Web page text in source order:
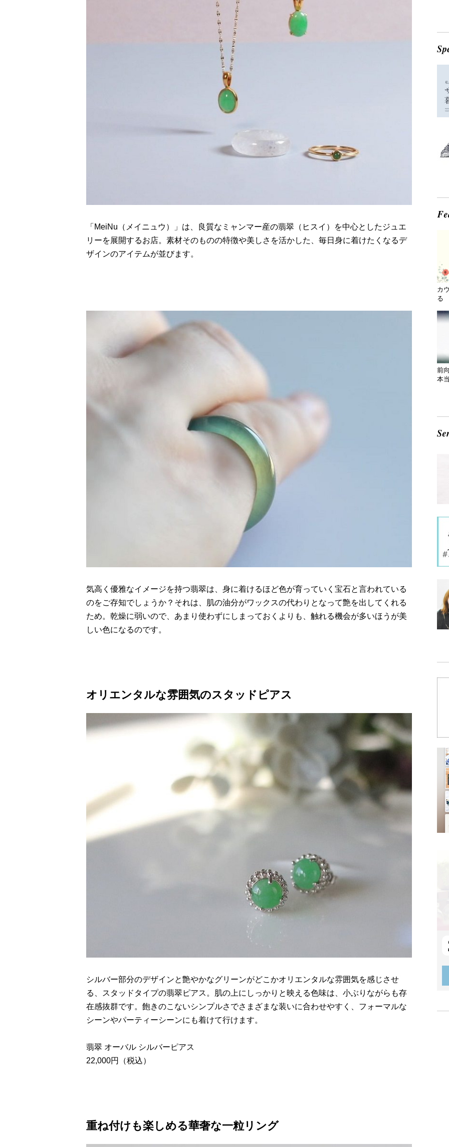
「MeiNu（メイニュウ）」は、良質なミャンマー産の翡翠（ヒスイ）を中心としたジュエ
リーを展開するお店。素材そのものの特徴や美しさを活かした、毎日身に着けたくなるデ
ザインのアイテムが並びます。
気高く優雅なイメージを持つ翡翠は、身に着けるほど色が育っていく宝石と言われている
のをご存知でしょうか？それは、肌の油分がワックスの代わりとなって艶を出してくれる
ため。乾燥に弱いので、あまり使わずにしまっておくよりも、触れる機会が多いほうが美
しい色になるのです。
オリエンタルな雰囲気のスタッドピアス
シルバー部分のデザインと艶やかなグリーンがどこかオリエンタルな雰囲気を感じさせ
る、スタッドタイプの翡翠ピアス。肌の上にしっかりと映える色味は、小ぶりながらも存
在感抜群です。飽きのこないシンプルさでさまざまな装いに合わせやすく、フォーマルな
シーンやパーティーシーンにも着けて行けます。
翡翠 オーバル シルバーピアス
22,000円（税込）
重ね付けも楽しめる華奢な一粒リング
カ
る
前
本